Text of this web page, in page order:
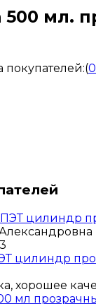
мл.
(0
цилиндр
хорошее